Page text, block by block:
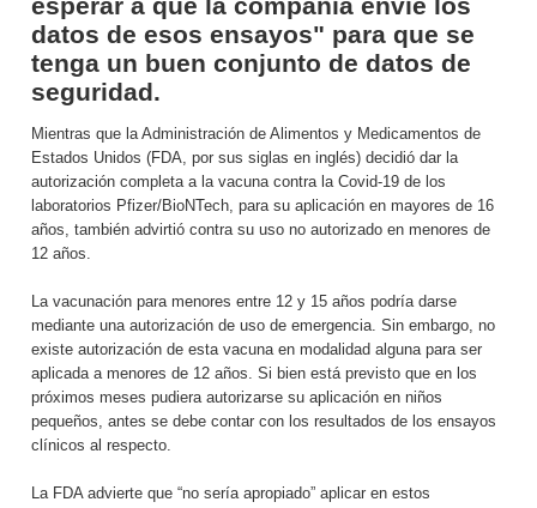
datos de esos ensayos" para que se
tenga un buen conjunto de datos de
seguridad.
Mientras que la Administración de Alimentos y Medicamentos de
Estados Unidos (FDA, por sus siglas en inglés) decidió dar la
autorización completa a la vacuna contra la Covid-19 de los
laboratorios Pfizer/BioNTech, para su aplicación en mayores de 16
años, también advirtió contra su uso no autorizado en menores de
12 años.
La vacunación para menores entre 12 y 15 años podría darse
mediante una autorización de uso de emergencia. Sin embargo, no
existe autorización de esta vacuna en modalidad alguna para ser
aplicada a menores de 12 años. Si bien está previsto que en los
próximos meses pudiera autorizarse su aplicación en niños
pequeños, antes se debe contar con los resultados de los ensayos
clínicos al respecto.
La FDA advierte que “no sería apropiado” aplicar en estos